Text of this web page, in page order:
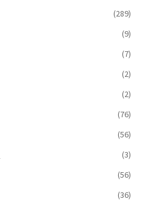
(289)
(9)
(7)
(2)
(2)
(76)
(56)
(3)
(56)
(36)